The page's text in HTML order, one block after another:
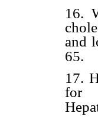
16.
and
65.
17.
for